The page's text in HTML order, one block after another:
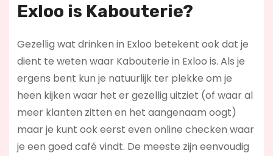
Exloo is Kabouterie?
Gezellig wat drinken in Exloo betekent ook dat je
dient te weten waar Kabouterie in Exloo is. Als je
ergens bent kun je natuurlijk ter plekke om je
heen kijken waar het er gezellig uitziet (of waar al
meer klanten zitten en het aangenaam oogt)
maar je kunt ook eerst even online checken waar
je een goed café vindt. De meeste zijn eenvoudig